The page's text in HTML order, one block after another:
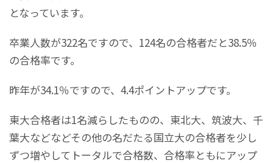
となっています。
卒業人数が322名ですので、124名の合格者だと38.5％
の合格率です。
昨年が34.1％ですので、4.4ポイントアップです。
東大合格者は1名減らしたものの、東北大、筑波大、千
葉大などなどその他の名だたる国立大の合格者を少し
ずつ増やしてトータルで合格数、合格率ともにアップ